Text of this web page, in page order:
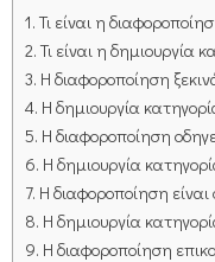
Τι είναι η
Τι είναι η δημιουργία
Η διαφοροποίηση
Η δημιουργία
Η διαφοροποίηση
Η δημιουργία
Η διαφοροποίηση
Η δημιουργία
Η διαφοροποίηση